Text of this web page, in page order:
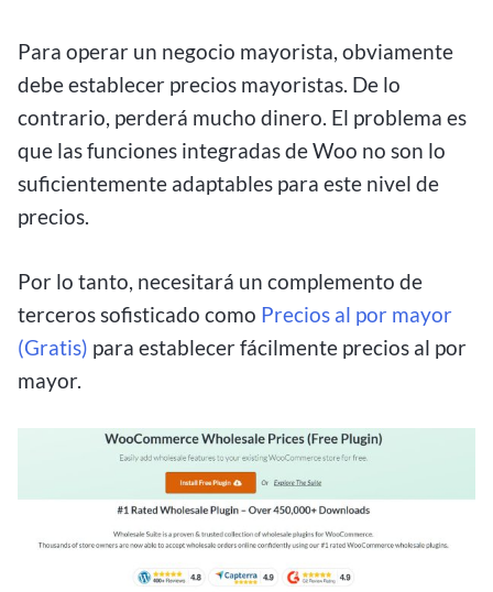
Para operar un negocio mayorista, obviamente
debe establecer precios mayoristas. De lo
contrario, perderá mucho dinero. El problema es
que las funciones integradas de Woo no son lo
suficientemente adaptables para este nivel de
precios.
Por lo tanto, necesitará un complemento de
terceros sofisticado como Precios al por mayor
(Gratis) para establecer fácilmente precios al por
mayor.